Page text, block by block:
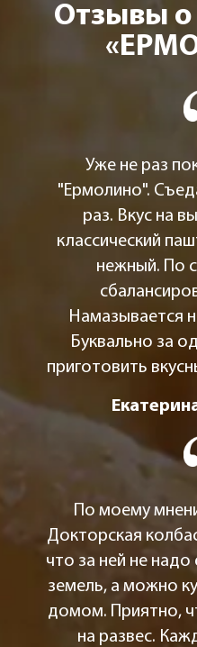
Отзывы о
Уже не раз
"Ермолино".
раз. Вкус на
классический
нежный. По
Намазывается
Буквально за
приготовить
По моему
Докторская
что за ней не надо
земель, а можно
домом. Приятно,
на развес.